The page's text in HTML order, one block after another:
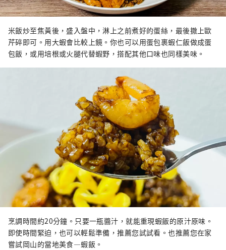
米飯炒至焦黃後，盛入盤中，淋上之前煮好的蛋絲，最後撒上歐
芹碎即可。用大蝦會比較上鏡。你也可以用蛋包裹蝦仁飯做成蛋
包飯，或用培根或火腿代替蝦野，搭配其他口味也同樣美味。
烹調時間約20分鐘。只要一瓶醬汁，就能重現蝦飯的原汁原味。
即使時間緊迫，也可以輕鬆準備，推薦您試試看。也推薦您在家
嘗試岡山的當地美食—蝦飯。